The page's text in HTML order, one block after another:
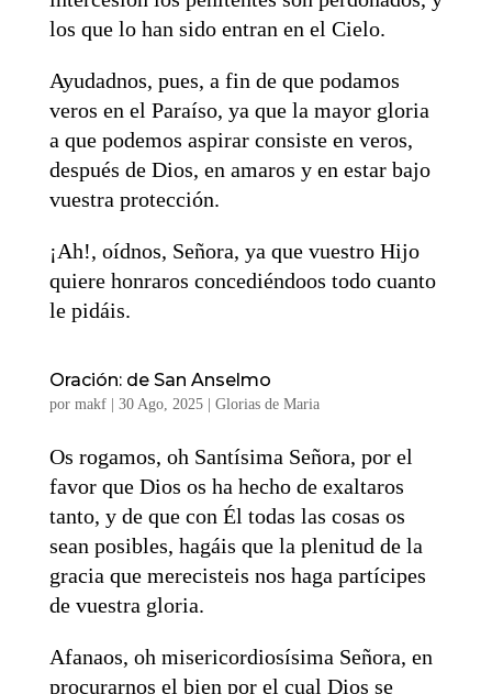
los que lo han sido entran en el Cielo.
Ayudadnos, pues, a fin de que podamos
veros en el Paraíso, ya que la mayor gloria
a que podemos aspirar consiste en veros,
después de Dios, en amaros y en estar bajo
vuestra protección.
¡Ah!, oídnos, Señora, ya que vuestro Hijo
quiere honraros concediéndoos todo cuanto
le pidáis.
Oración: de San Anselmo
por makf| 30 Ago, 2025| Glorias de Maria
Os rogamos, oh Santísima Señora, por el
favor que Dios os ha hecho de exaltaros
tanto, y de que con Él todas las cosas os
sean posibles, hagáis que la plenitud de la
gracia que merecisteis nos haga partícipes
de vuestra gloria.
Afanaos, oh misericordiosísima Señora, en
procurarnos el bien por el cual Dios se